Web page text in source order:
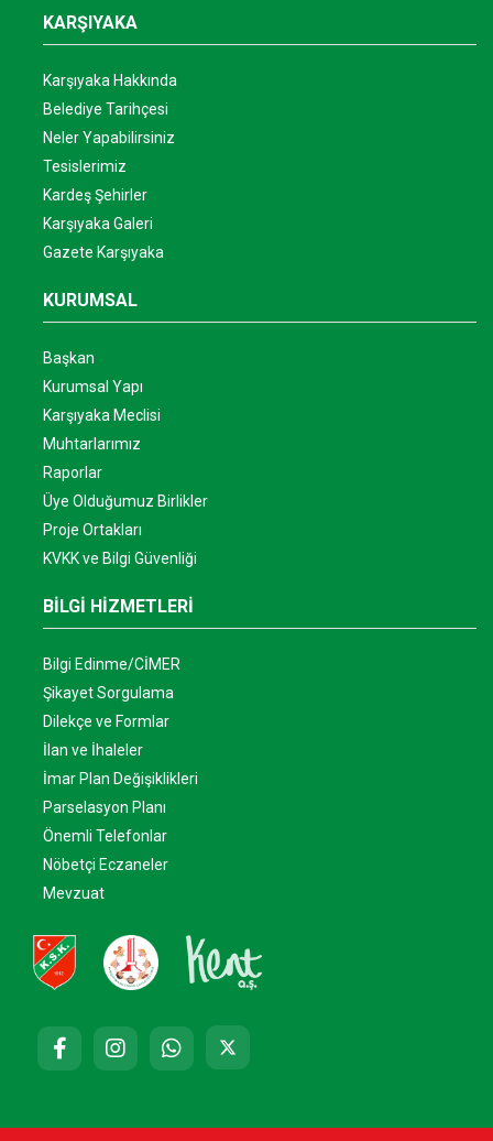
KARŞIYAKA
Karşıyaka Hakkında
Belediye Tarihçesi
Neler Yapabilirsiniz
Tesislerimiz
Kardeş Şehirler
Karşıyaka Galeri
Gazete Karşıyaka
KURUMSAL
Başkan
Kurumsal Yapı
Karşıyaka Meclisi
Muhtarlarımız
Raporlar
Üye Olduğumuz Birlikler
Proje Ortakları
KVKK ve Bilgi Güvenliği
BİLGİ HİZMETLERİ
Bilgi Edinme/CİMER
Şikayet Sorgulama
Dilekçe ve Formlar
İlan ve İhaleler
İmar Plan Değişiklikleri
Parselasyon Planı
Önemli Telefonlar
Nöbetçi Eczaneler
Mevzuat